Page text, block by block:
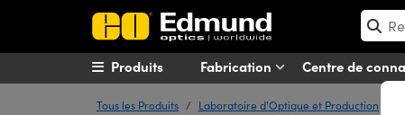
Fabrication Centre de
Produits
Tous les Produits Laboratoire d'Optique et Production